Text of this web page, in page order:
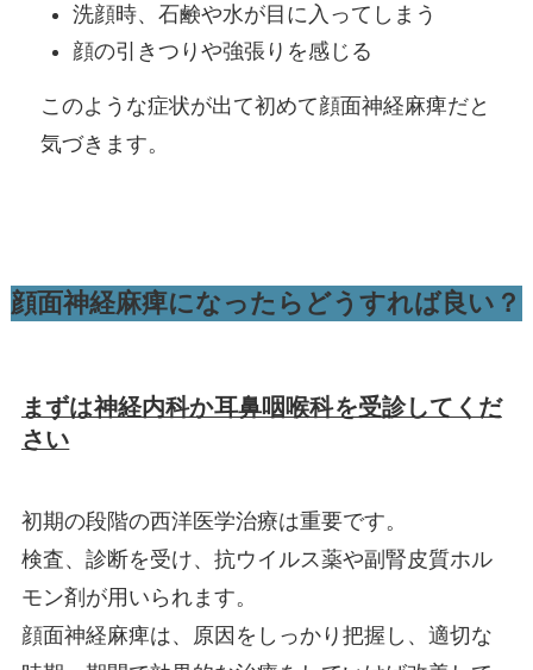
洗顔時、石鹸や水が目に入ってしまう
顔の引きつりや強張りを感じる
このような症状が出て初めて顔面神経麻痺だと
気づきます。
顔面神経麻痺になったらどうすれば良い？
まずは神経内科か耳鼻咽喉科を受診してくだ
さい
初期の段階の西洋医学治療は重要です。
検査、診断を受け、抗ウイルス薬や副腎皮質ホル
モン剤が用いられます。
顔面神経麻痺は、原因をしっかり把握し、適切な